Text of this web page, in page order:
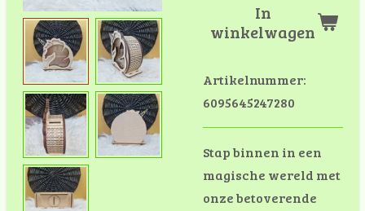
In
winkelwagen
Artikelnummer:
6095645247280
Stap binnen in een
magische wereld met
onze betoverende